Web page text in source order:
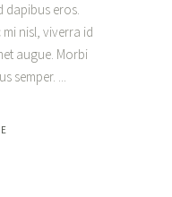
dapibus eros.
mi nisl, viverra id
augue. Morbi
semper.